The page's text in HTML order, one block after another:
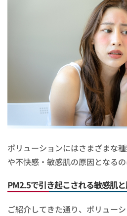
ポリューションにはさまざまな
や不快感・敏感肌の原因となる
PM2.5で引き起こされる敏感肌
ご紹介してきた通り、ポリュー